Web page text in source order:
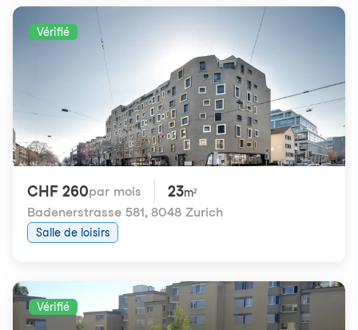
Vérifié
CHF 260par mois 23m²
Badenerstrasse 581, 8048 Zurich
Salle de loisirs
Vérifié